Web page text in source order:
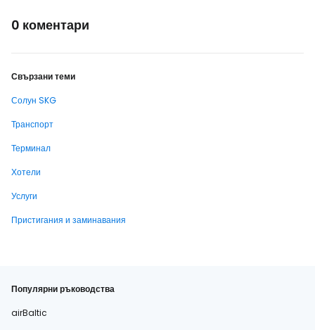
0 коментари
Свързани теми
Солун SKG
Транспорт
Терминал
Хотели
Услуги
Пристигания и заминавания
Популярни ръководства
airBaltic